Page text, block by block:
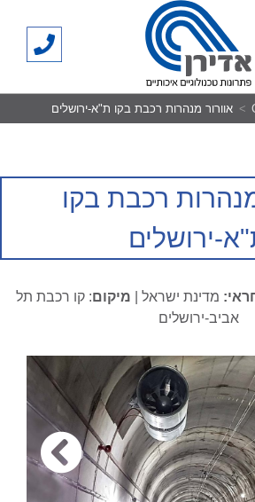
אוורור מנהרות רכבת בקו ת"א-ירושלים
רכבת בקו
ירושלים
מדינת ישראל | מיקום: קו רכבת תל
אביב-ירושלים